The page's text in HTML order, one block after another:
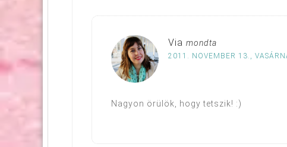
Via mondta
2011. NOVEMBER 13.,
Nagyon örülök, hogy tetszik! :)